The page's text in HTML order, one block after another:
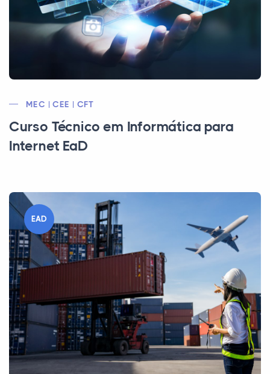
MEC | CEE | CFT
Curso Técnico em Informática para
Internet EaD
EAD